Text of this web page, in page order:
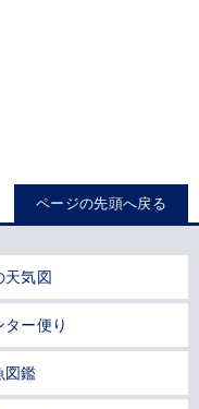
ページの先頭へ戻る
天気図
ター便り
図鑑